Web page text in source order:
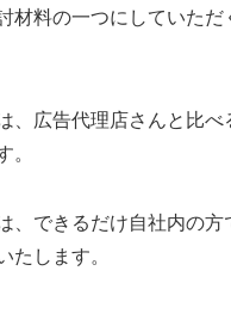
材料の一つにしていた
、広告代理店さんと比
。
、できるだけ自社内の
たします。